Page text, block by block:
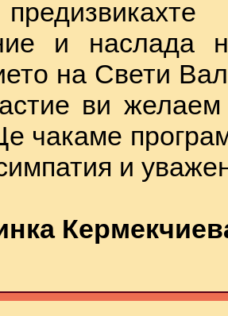
и наслада
на Свети
ви желаем
чакаме
и